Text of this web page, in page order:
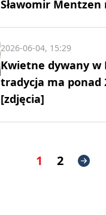
Sławomir Mentzen
Kwietne dywany w
tradycja ma ponad
[zdjęcia]
2026-06-04, 15:29
1 2